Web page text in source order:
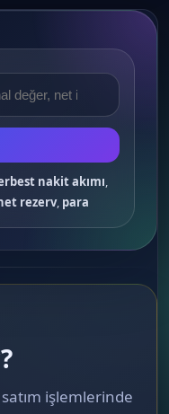
nakit akımı,
rezerv, para
işlemlerinde